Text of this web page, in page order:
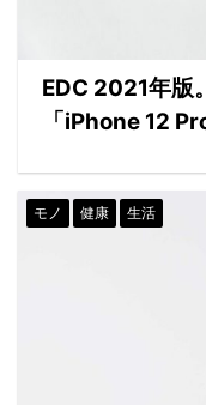
EDC 2021年版
「iPhone 12
モノ 健康 生活